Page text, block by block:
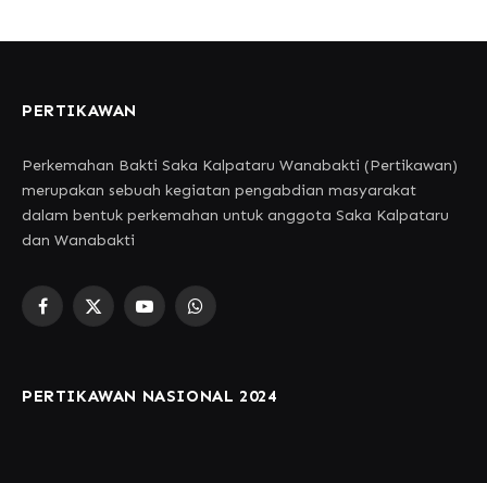
PERTIKAWAN
Perkemahan Bakti Saka Kalpataru Wanabakti (Pertikawan)
merupakan sebuah kegiatan pengabdian masyarakat
dalam bentuk perkemahan untuk anggota Saka Kalpataru
dan Wanabakti
Facebook
X
YouTubeWhatsApp
PERTIKAWAN NASIONAL 2024